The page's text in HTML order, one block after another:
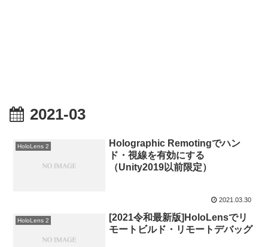
2021-03
HoloLens 2
Holographic Remotingでハン
ド・視線を有効にする
（Unity2019以前限定）
2021.03.30
HoloLens 2
[2021令和最新版]HoloLensでリ
モートビルド・リモートデバッグ